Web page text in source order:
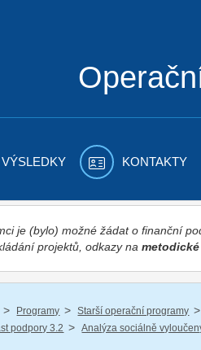
VÝSLEDKY KONTAKTY
je (bylo) možné žádat o finanční
projektů, odkazy na
/ Programy / Starší operační programy /
podpory 3.2 / Analýza sociálně